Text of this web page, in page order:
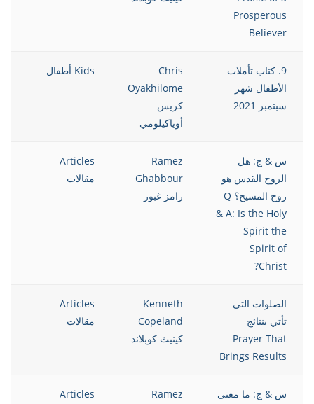
Prosperous
Believer
9. كتاب تأملات
الأطفال شهر
سبتمبر 2021
Chris
Oyakhilome
كريس
أوياكيلومي
Kids أطفال
س & ج: هل
الروح القدس هو
روح المسيح؟ Q
& A: Is the Holy
Spirit the
Spirit of
Christ?
Ramez
Ghabbour
رامز غبور
Articles
مقالات
الصلوات التي
تأتي بنتائج
Prayer That
Brings Results
Kenneth
Copeland
كينيث كوبلاند
Articles
مقالات
س & ج: ما معنى
Ramez
Articles